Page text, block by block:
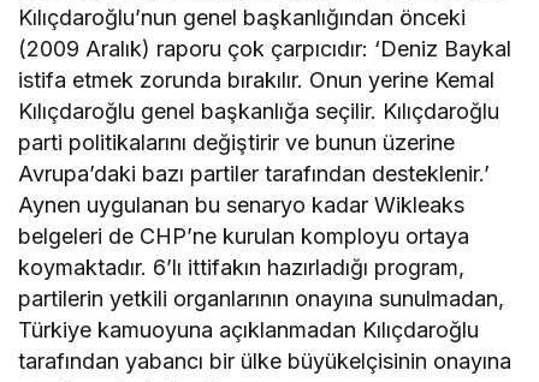
Kılıçdaroğlu’nun genel başkanlığından önceki
(2009 Aralık) raporu çok çarpıcıdır: ‘Deniz Baykal
istifa etmek zorunda bırakılır. Onun yerine Kemal
Kılıçdaroğlu genel başkanlığa seçilir. Kılıçdaroğlu
parti politikalarını değiştirir ve bunun üzerine
Avrupa’daki bazı partiler tarafından desteklenir.’
Aynen uygulanan bu senaryo kadar Wikleaks
belgeleri de CHP’ne kurulan komployu ortaya
koymaktadır. 6’lı ittifakın hazırladığı program,
partilerin yetkili organlarının onayına sunulmadan,
Türkiye kamuoyuna açıklanmadan Kılıçdaroğlu
tarafından yabancı bir ülke büyükelçisinin onayına